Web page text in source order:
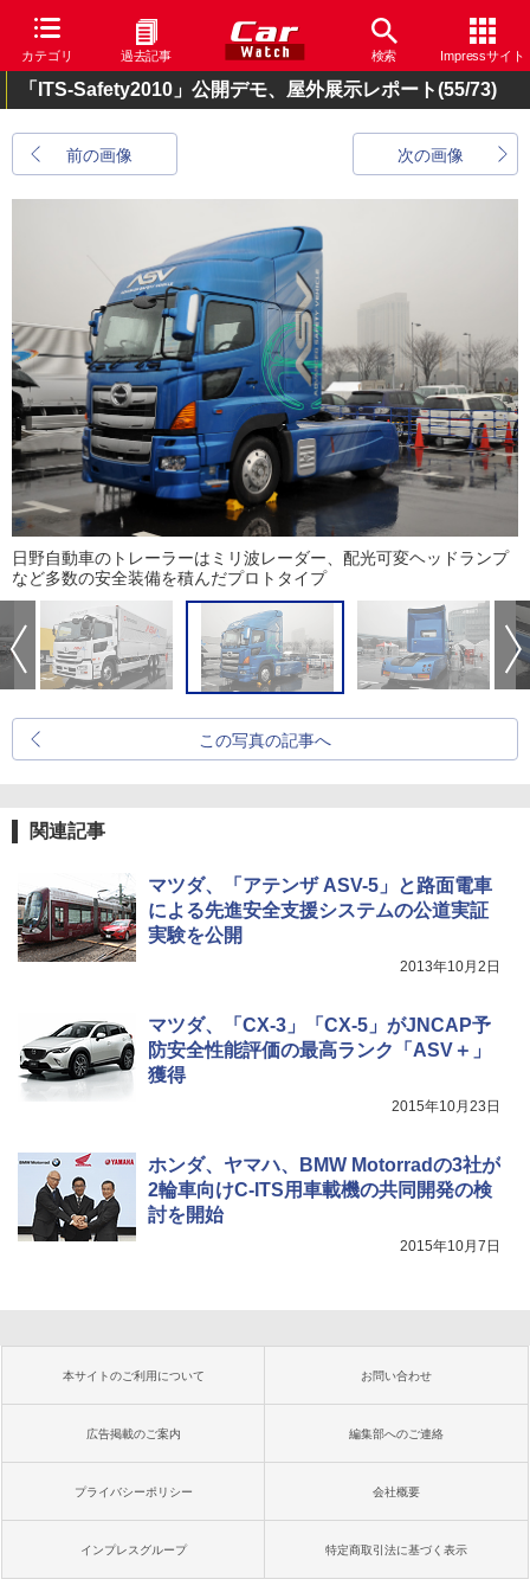
カテゴリ 過去記事 検索 Impressサイト
「ITS-Safety2010」公開デモ、屋外展示レポート(55/73)
前の画像 次の画像
日野自動車のトレーラーはミリ波レーダー、配光可変ヘッドランプ
など多数の安全装備を積んだプロトタイプ
この写真の記事へ
関連記事
マツダ、「アテンザ ASV-5」と路面電車
による先進安全支援システムの公道実証
実験を公開
2013年10月2日
マツダ、「CX-3」「CX-5」がJNCAP予
防安全性能評価の最高ランク「ASV＋」
獲得
2015年10月23日
ホンダ、ヤマハ、BMW Motorradの3社が
2輪車向けC-ITS用車載機の共同開発の検
討を開始
2015年10月7日
本サイトのご利用について お問い合わせ
広告掲載のご案内 編集部へのご連絡
プライバシーポリシー 会社概要
インプレスグループ 特定商取引法に基づく表示